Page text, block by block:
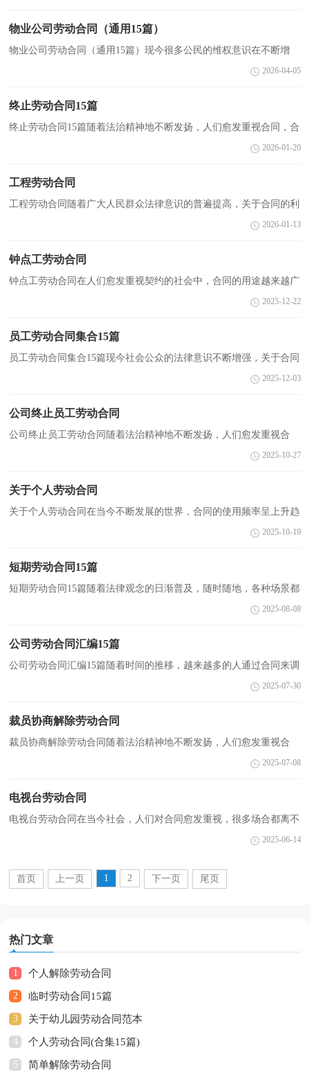
物业公司劳动合同（通用15篇）
物业公司劳动合同（通用15篇）现今很多公民的维权意识在不断增
强，合同起到的作用越来越大，在达成意见一致时，制定合同可以享
2026-04-05
终止劳动合同15篇
终止劳动合同15篇随着法治精神地不断发扬，人们愈发重视合同，合
同出现的次数越来越多，合同是对双方的保障又是一种约束。合同有
2026-01-20
工程劳动合同
工程劳动合同随着广大人民群众法律意识的普遍提高，关于合同的利
益纠纷越来越多，签订合同是为了保障双方的利益，避免不必要的争
2026-01-13
钟点工劳动合同
钟点工劳动合同在人们愈发重视契约的社会中，合同的用途越来越广
泛，签订合同也是最有效的法律依据之一。那么制定合同书有什么需
2025-12-22
员工劳动合同集合15篇
员工劳动合同集合15篇现今社会公众的法律意识不断增强，关于合同
的利益纠纷越来越多，签订合同也是最有效的法律依据之一。你知道
2025-12-03
公司终止员工劳动合同
公司终止员工劳动合同随着法治精神地不断发扬，人们愈发重视合
同，很多场合都离不了合同，它也是减少和防止发生争议的重要措
2025-10-27
关于个人劳动合同
关于个人劳动合同在当今不断发展的世界，合同的使用频率呈上升趋
势，签订合同也是非常有必要的行为。那么大家知道合同的格式吗？
2025-10-19
短期劳动合同15篇
短期劳动合同15篇随着法律观念的日渐普及，随时随地，各种场景都
有可能使用到合同，签订合同是减少和防止发生争议的重要措施。那
2025-08-08
公司劳动合同汇编15篇
公司劳动合同汇编15篇随着时间的推移，越来越多的人通过合同来调
和民事关系，签订合同也是非常有必要的行为。相信很多朋友都对拟
2025-07-30
裁员协商解除劳动合同
裁员协商解除劳动合同随着法治精神地不断发扬，人们愈发重视合
同，合同起到的作用越来越大，签订合同能促使双方规范地承诺和履
2025-07-08
电视台劳动合同
电视台劳动合同在当今社会，人们对合同愈发重视，很多场合都离不
了合同，正常情况下，签订合同必须经过规定的方式。你所见过的合
2025-06-14
首页 上一页 1 2 下一页 尾页
热门文章
1 个人解除劳动合同
2 临时劳动合同15篇
3 关于幼儿园劳动合同范本
4 个人劳动合同(合集15篇)
5 简单解除劳动合同